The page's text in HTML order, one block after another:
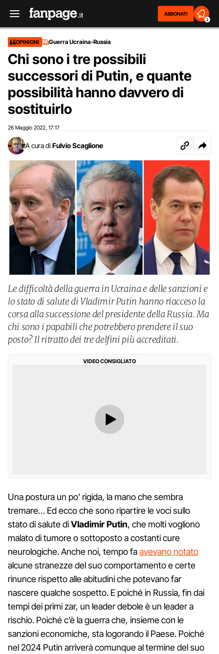
ABBONATI
2
OPINIONI Guerra Ucraina-Russia
Chi sono i tre possibili
successori di Putin, e quante
possibilità hanno davvero di
sostituirlo
26 Maggio 2022 17:17
A cura di Fulvio Scaglione
Le difficoltà della guerra in Ucraina e delle sanzioni e
lo stato di salute di Vladimir Putin hanno riacceso la
corsa alla successione del presidente della Russia. Ma
chi sono i papabili che potrebbero prendere il suo
posto? Il ritratto dei tre delfini più accreditati.
VIDEO CONSIGLIATO
Una postura un po’ rigida, la mano che sembra
tremare… Ed ecco che sono ripartire le voci sullo
stato di salute diVladimir Putin, che molti vogliono
malato di tumore o sottoposto a costanti cure
neurologiche. Anche noi, tempo faavevano notato
alcune stranezze del suo comportamento e certe
rinunce rispetto alle abitudini che potevano far
nascere qualche sospetto. E poiché in Russia, fin dai
tempi dei primi zar, un leader debole è un leader a
rischio. Poiché c’è la guerra che, insieme con le
sanzioni economiche, sta logorando il Paese. Poiché
nel 2024 Putin arriverà comunque al termine del suo